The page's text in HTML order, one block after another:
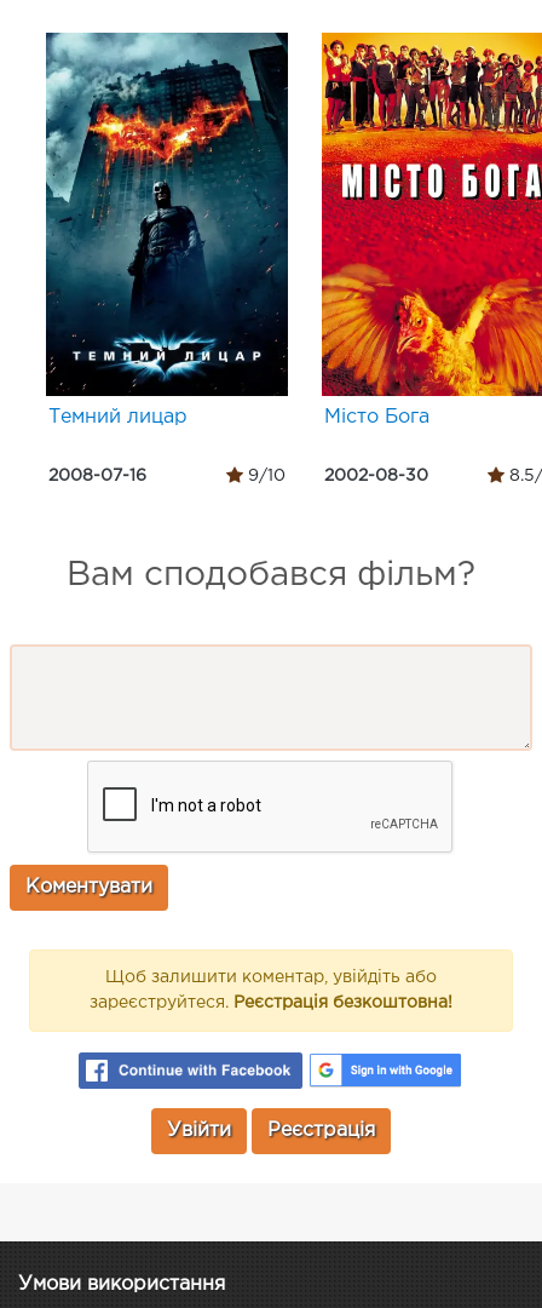
Темний лицар
2008-07-16 9/10
Місто Бога
2002-08-30 8.5/
Вам сподобався фільм?
Щоб залишити коментар, увійдіть або
зареєструйтеся. Реєстрація безкоштовна!
Увійти Реєстрація
Умови використання